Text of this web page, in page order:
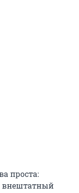
проста:
внештатный